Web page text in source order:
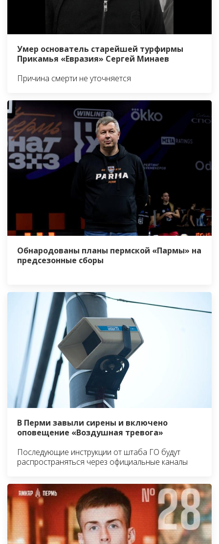
Умер основатель старейшей турфирмы
Прикамья «Евразия» Сергей Минаев
Причина смерти не уточняется
Обнародованы планы пермской «Пармы» на
предсезонные сборы
В Перми завыли сирены и включено
оповещение «Воздушная тревога»
Последующие инструкции от штаба ГО будут
распространяться через официальные каналы